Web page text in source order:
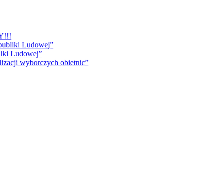
Ludowej”
Ludowej”
wyborczych obietnic”